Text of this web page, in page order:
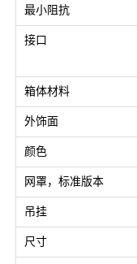
最小阻抗
接口
箱体材料
外饰面
颜色
网罩，标准版本
吊挂
尺寸